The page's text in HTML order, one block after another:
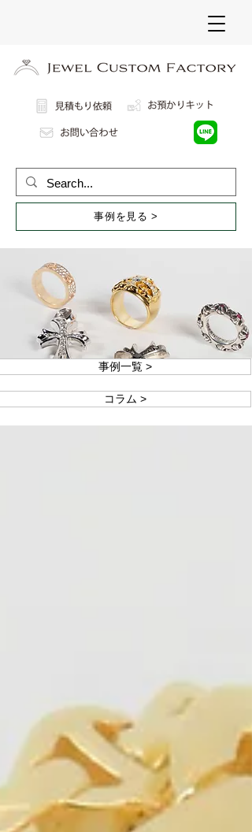
事例を見る >
コラム >
事例一覧 >